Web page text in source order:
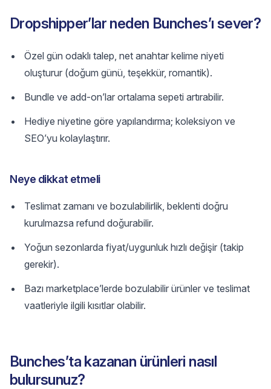
Dropshipper’lar neden Bunches’ı sever?
Özel gün odaklı talep, net anahtar kelime niyeti
oluşturur (doğum günü, teşekkür, romantik).
Bundle ve add-on’lar ortalama sepeti artırabilir.
Hediye niyetine göre yapılandırma; koleksiyon ve
SEO’yu kolaylaştırır.
Neye dikkat etmeli
Teslimat zamanı ve bozulabilirlik, beklenti doğru
kurulmazsa refund doğurabilir.
Yoğun sezonlarda fiyat/uygunluk hızlı değişir (takip
gerekir).
Bazı marketplace’lerde bozulabilir ürünler ve teslimat
vaatleriyle ilgili kısıtlar olabilir.
Bunches’ta kazanan ürünleri nasıl
bulursunuz?